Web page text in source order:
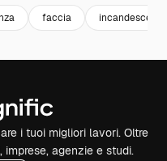
faccia incandescente
i tuoi migliori lavori. Oltre
imprese, agenzie e studi.